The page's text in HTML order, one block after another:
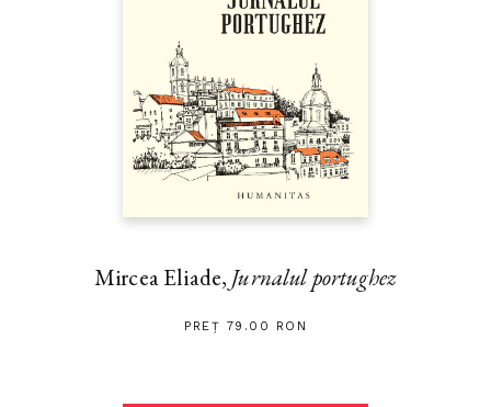
Mircea Eliade, Jurnalul portughez
PREȚ 79.00 RON